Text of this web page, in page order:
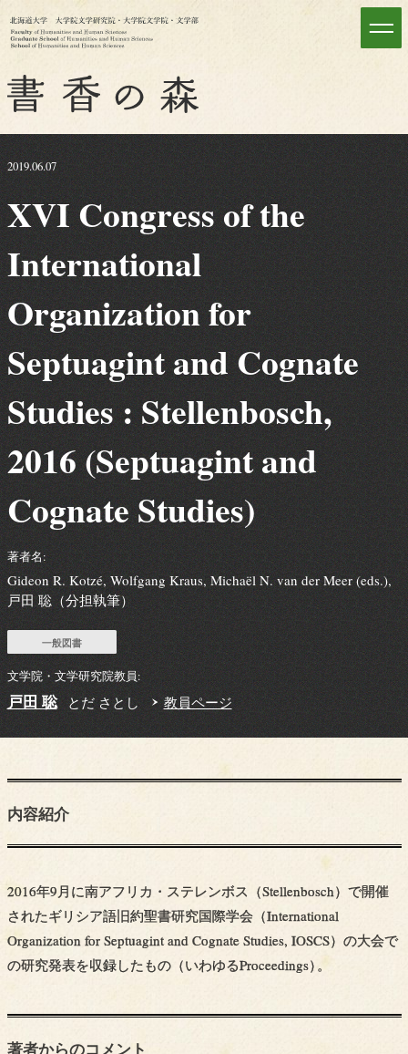
2019.06.07
XVI Congress of the
International
Organization for
Septuagint and Cognate
Studies : Stellenbosch,
2016 (Septuagint and
Cognate Studies)
著者名:
Gideon R. Kotzé, Wolfgang Kraus, Michaël N. van der Meer (eds.),
戸田 聡（分担執筆）
一般図書
文学院・文学研究院教員:
戸田 聡 とだ さとし 教員ページ
内容紹介
2016年9月に南アフリカ・ステレンボス（Stellenbosch）で開催
されたギリシア語旧約聖書研究国際学会（International
Organization for Septuagint and Cognate Studies, IOSCS）の大会で
の研究発表を収録したもの（いわゆるProceedings） 。
著者からのコメント